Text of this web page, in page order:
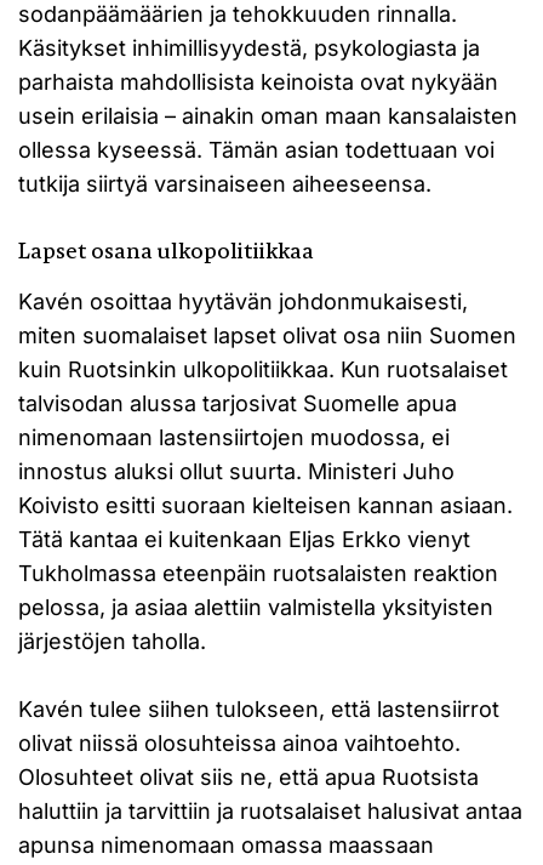
sodanpäämäärien ja tehokkuuden rinnalla.
Käsitykset inhimillisyydestä, psykologiasta ja
parhaista mahdollisista keinoista ovat nykyään
usein erilaisia – ainakin oman maan kansalaisten
ollessa kyseessä. Tämän asian todettuaan voi
tutkija siirtyä varsinaiseen aiheeseensa.
Lapset osana ulkopolitiikkaa
Kavén osoittaa hyytävän johdonmukaisesti,
miten suomalaiset lapset olivat osa niin Suomen
kuin Ruotsinkin ulkopolitiikkaa. Kun ruotsalaiset
talvisodan alussa tarjosivat Suomelle apua
nimenomaan lastensiirtojen muodossa, ei
innostus aluksi ollut suurta. Ministeri Juho
Koivisto esitti suoraan kielteisen kannan asiaan.
Tätä kantaa ei kuitenkaan Eljas Erkko vienyt
Tukholmassa eteenpäin ruotsalaisten reaktion
pelossa, ja asiaa alettiin valmistella yksityisten
järjestöjen taholla.
Kavén tulee siihen tulokseen, että lastensiirrot
olivat niissä olosuhteissa ainoa vaihtoehto.
Olosuhteet olivat siis ne, että apua Ruotsista
haluttiin ja tarvittiin ja ruotsalaiset halusivat antaa
apunsa nimenomaan omassa maassaan